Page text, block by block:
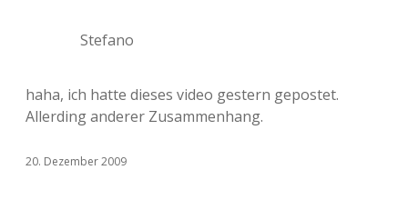
Stefano
haha, ich hatte dieses video gestern gepostet.
Allerding anderer Zusammenhang.
20. Dezember 2009